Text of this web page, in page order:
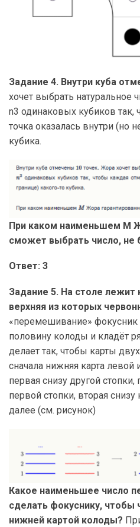
Задание 4. Внутри куба
хочет выбрать натуральное
n3 одинаковых кубиков так,
точка оказалась внутри (но
кубика.
При каком наименьшем M
сможет выбрать число, не
Ответ: 3
Задание 5. На столе лежит
верхняя из которых
«перемешивание»
половину колоды и кладёт
делает так, чтобы карты
сначала нижняя карта левой
первая снизу другой стопки,
первой стопки, вторая снизу
далее (см. рисунок)
Какое наименьшее число
сделать фокуснику, чтобы
нижней картой колоды?